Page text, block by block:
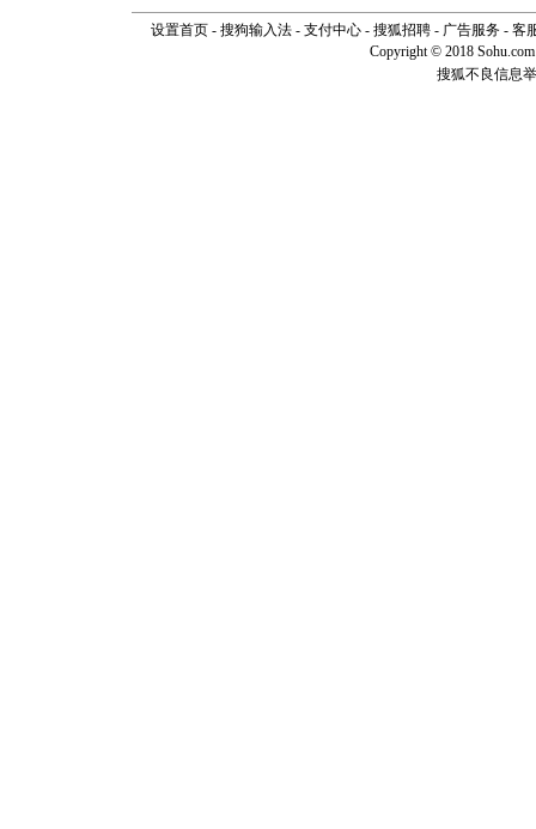
[元旦]如
起；二是
离。水晶
[元旦]当
设置首页- 搜狗输入法- 支付中心- 搜狐招聘- 广告服务- 客
Copyright © 2018
搜狐不良信息